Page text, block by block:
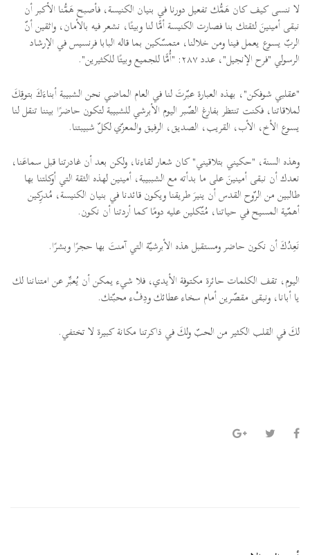
لا ننسى كيف كان هَمُّك تفعيل دورنا في بنيان الكنيسة، فأصبح هَمُّنا الأكبر أن
نبقى أمينينَ لثقتك بنا فصارت الكنيسة أمًّا لنا وبيتًا، نشعر فيه بالأمان، واثقين أنّ
الربّ يسوع يعمل فينا ومن خلالنا، متمسّكين بما قاله البابا فرنسيس في الإرشاد
الرسولي "فرح الإنجيل"، عدد ٢٨٧: "أُمًّا للجميع وبيتًا للكثيرين".
"عقلبي شوفكن"، بهذه العبارة عبّرتَ لنا في العام الماضي نحن الشبيبة أبناءَكَ بتوقِكَ
لملاقاتنا، فكنت تنتظر بفارغ الصّبر اليوم الأبرشي للشبيبة لتكون حاضرًا بيننا تنقل لنا
يسوع الأخ، الأب، القريب، الصديق، الرفيق والمعزّي لكلّ شبيبتنا.
وهذه السنة، "حكيني بتلاقيني" كان شعار لقاءنا، ولكن بعد أن غادرتنا قبل سماعَنا،
نعدك أن نبقى أمينينَ على ما بدأته مع الشببيبة، أمينين لهذه الثقة التي أوكلتنا بها
طالبين من الرّوح القدس أن ينيرَ طريقنا ويكون قائدنا في بنيان الكنيسة، مُدرِكين
أهمّية المسيح في حياتنا، مُتّكلين عليه دومًا كما أردتنا أن نكون.
نَعِدُكَ أن نكون حاضر ومستقبل هذه الأبرشيّة التي آمنتَ بها حجرًا وبشرًا.
اليوم، تقف الكلمات حائرة مكتوفة الأيدي، فلا شيء يمكن أن يُعبِّر عن امتناننا لك
يا أبانا، ونبقى مقصّرين أمام سخاء عطائك ودِفْء محبّتك.
لكَ في القلب الكثير من الحبّ ولكَ في ذاكرتنا مكانة كبيرة لا تختفي.